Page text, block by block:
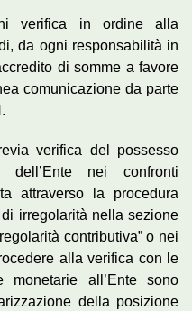
verifica in ordine alla
da ogni responsabilità in
di somme a favore
comunicazione da parte
verifica del possesso
dell’Ente nei confronti
attraverso la procedura
irregolarità nella sezione
contributiva” o nei
alla verifica con le
monetarie all’Ente sono
della posizione